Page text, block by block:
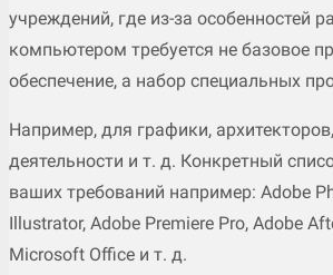
учреждений, где из-за особенностей
компьютером требуется не базовое
обеспечение, а набор специальных
Например, для графики,
деятельности и т. д. Конкретный
ваших требований например: Adobe
Illustrator, Adobe Premiere Pro, Adobe
Microsoft Office и т. д.